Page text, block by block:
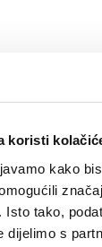
koristi
kako
Isto tako,
dijelimo s